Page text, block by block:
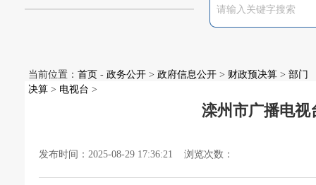
当前位置： 首页 - 政务公开 > 政府信息公开 > 财政预决算 > 部门
决算 > 电视台 >
滦州市广播电视
发布时间：2025-08-29 17:36:21 浏览次数：